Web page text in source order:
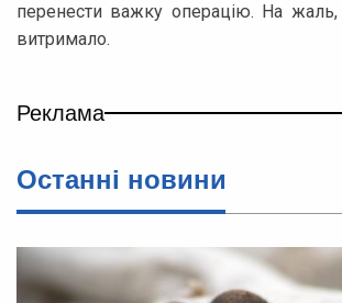
перенести важку операцію. На
витримало.
Реклама
Останні новини